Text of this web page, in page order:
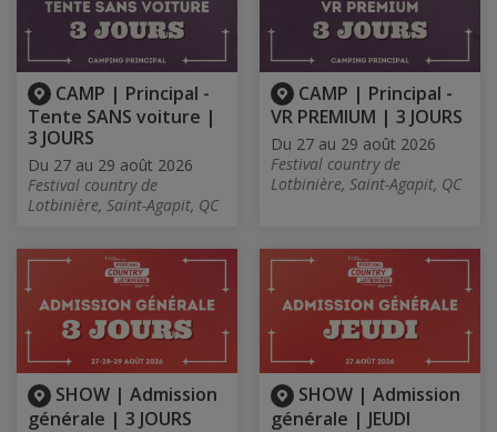
CAMP | Principal -
Tente SANS voiture |
3 JOURS
Du 27 au 29 août 2026
Festival country de
Lotbinière, Saint-Agapit, QC
CAMP | Principal -
VR PREMIUM | 3 JOURS
Du 27 au 29 août 2026
Festival country de
Lotbinière, Saint-Agapit, QC
SHOW | Admission
générale | 3 JOURS
SHOW | Admission
générale | JEUDI